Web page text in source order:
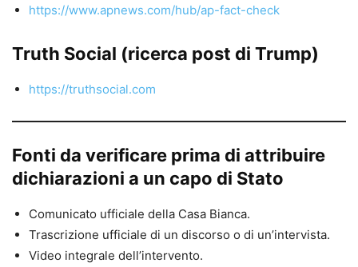
https://www.apnews.com/hub/ap-fact-check
Truth Social (ricerca post di Trump)
https://truthsocial.com
Fonti da verificare prima di attribuire
dichiarazioni a un capo di Stato
Comunicato ufficiale della Casa Bianca.
Trascrizione ufficiale di un discorso o di un’intervista.
Video integrale dell’intervento.